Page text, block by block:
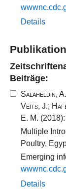
Details
Beiträge:
Salaheldin,
Veits, J.;
E. M. (2018):
Multiple
Poultry,
Emerging
Details